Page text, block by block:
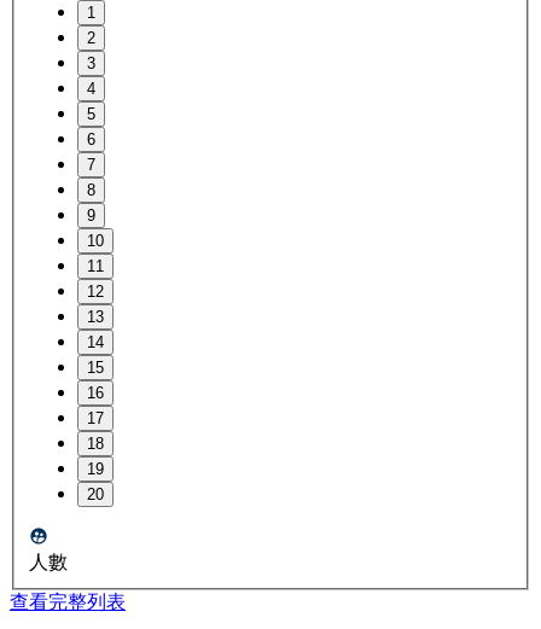
1
2
3
4
5
6
7
8
9
10
11
12
13
14
15
16
17
18
19
20
人數
查看完整列表